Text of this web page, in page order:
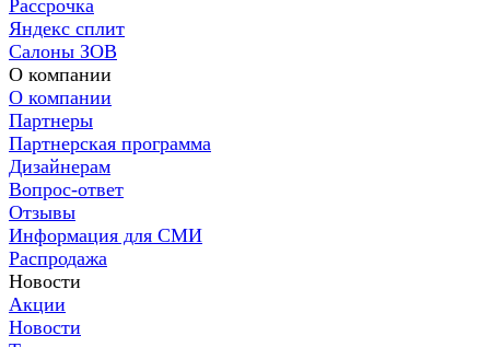
Рассрочка
Яндекс сплит
Салоны ЗОВ
О компании
О компании
Партнеры
Партнерская программа
Дизайнерам
Вопрос-ответ
Отзывы
Информация для СМИ
Распродажа
Новости
Акции
Новости